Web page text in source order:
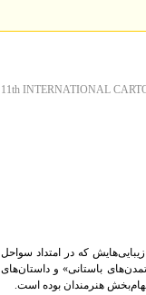
11th INTERNATIONAL
که در امتداد سواحل
باستانی» و داستان‌های
هنرمندان بوده است.